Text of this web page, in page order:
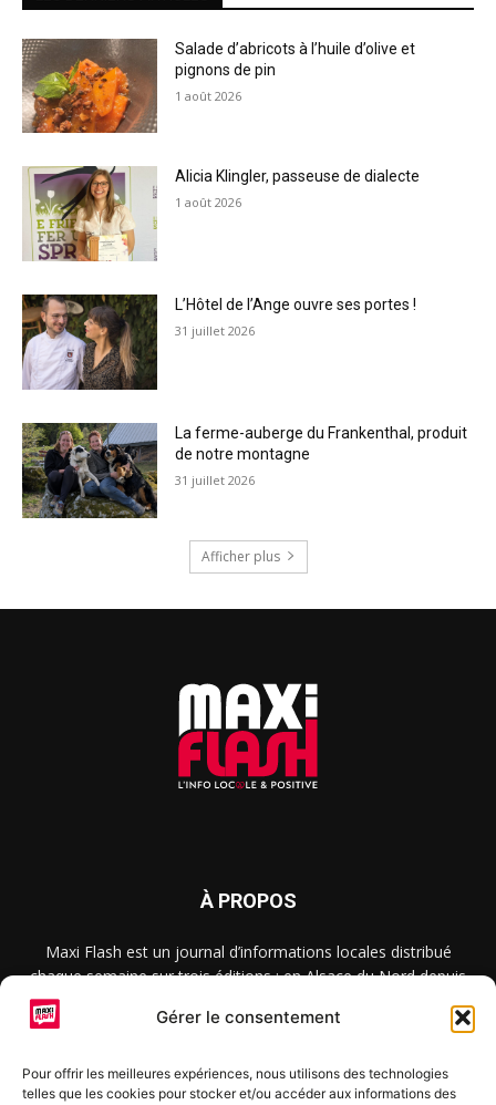
Gérer le consentement
Pour offrir les meilleures expériences, nous utilisons des technologies
telles que les cookies pour stocker et/ou accéder aux informations des
Salade d’abricots à l’huile d’olive et
pignons de pin
1 août 2026
Alicia Klingler, passeuse de dialecte
1 août 2026
L’Hôtel de l’Ange ouvre ses portes !
31 juillet 2026
La ferme-auberge du Frankenthal, produit
de notre montagne
31 juillet 2026
Afficher plus
À PROPOS
Maxi Flash est un journal d’informations locales distribué
chaque semaine sur trois éditions : en Alsace du Nord depuis
2015, dans les secteurs d’Obernai-Molsheim-Erstein depuis
2022, et à Colmar, Vignoble et Plaine depuis 2023.